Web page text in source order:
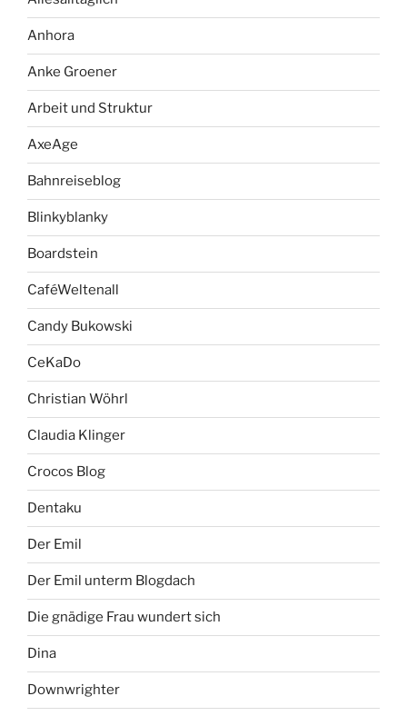
Anhora
Anke Groener
Arbeit und Struktur
AxeAge
Bahnreiseblog
Blinkyblanky
Boardstein
CaféWeltenall
Candy Bukowski
CeKaDo
Christian Wöhrl
Claudia Klinger
Crocos Blog
Dentaku
Der Emil
Der Emil unterm Blogdach
Die gnädige Frau wundert sich
Dina
Downwrighter